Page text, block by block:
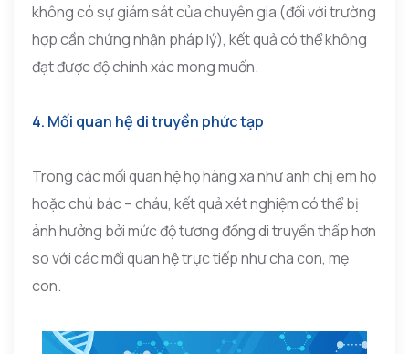
không có sự giám sát của chuyên gia (đối với trường
hợp cần chứng nhận pháp lý), kết quả có thể không
đạt được độ chính xác mong muốn.
4. Mối quan hệ di truyền phức tạp
Trong các mối quan hệ họ hàng xa như anh chị em họ
hoặc chú bác – cháu, kết quả xét nghiệm có thể bị
ảnh hưởng bởi mức độ tương đồng di truyền thấp hơn
so với các mối quan hệ trực tiếp như cha con, mẹ
con.